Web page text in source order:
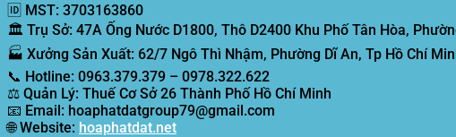
🆔 MST: 3703163860
🏛️ Trụ Sở: 47A Ống Nước D1800, Thô D2400 Khu Phố Tân Hòa,
🏭 Xưởng Sản Xuất: 62/7 Ngô Thì Nhậm, Phường Dĩ An, Tp Hồ Chí
📞 Hotline: 0963.379.379 – 0978.322.622
⚖️ Quản Lý: Thuế Cơ Sở 26 Thành Phố Hồ Chí Minh
📧 Email: hoaphatdatgroup79@gmail.com
🌐Website: hoaphatdat.net